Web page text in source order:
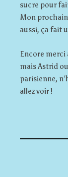
sucre pour
Mon
aussi, ça fait
Encore merci
mais Astrid
parisienne,
allez voir !